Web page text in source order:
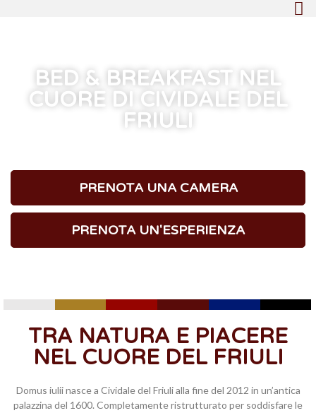
BED & BREAKFAST NEL
CUORE DI CIVIDALE DEL
FRIULI
PRENOTA UNA CAMERA
PRENOTA UN'ESPERIENZA
TRA NATURA E PIACERE
NEL CUORE DEL FRIULI
Domus iulii nasce a Cividale del Friuli alla fine del 2012 in un’antica
palazzina del 1600. Completamente ristrutturato per soddisfare le